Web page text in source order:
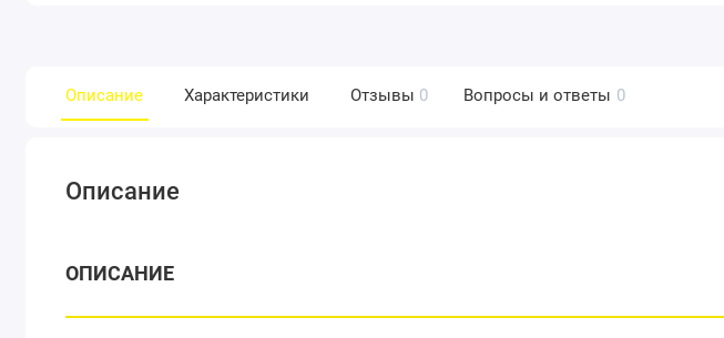
Описание Характеристики Отзывы 0 Вопросы и ответы 0
Описание
ОПИСАНИЕ